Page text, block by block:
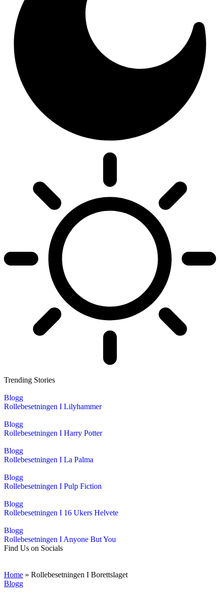
Trending Stories
Blogg
Rollebesetningen I Lilyhammer
Blogg
Rollebesetningen I Harry Potter
Blogg
Rollebesetningen I La Palma
Blogg
Rollebesetningen I Pulp Fiction
Blogg
Rollebesetningen I 16 Ukers Helvete
Blogg
Rollebesetningen I Anyone But You
Find Us on Socials
Home » Rollebesetningen I Borettslaget
Blogg